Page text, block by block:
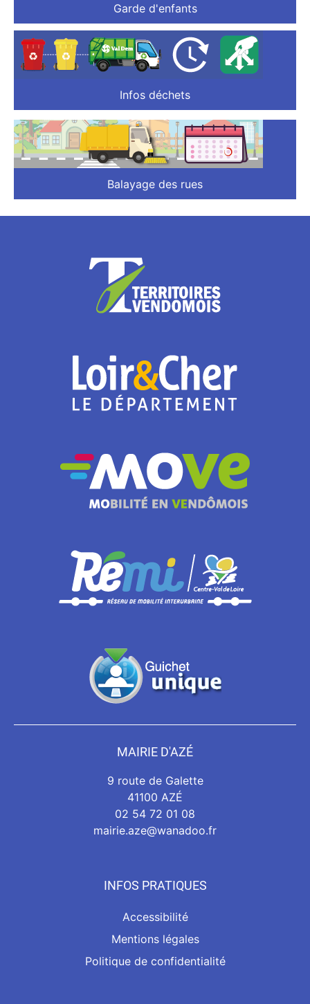
Garde d'enfants
Infos déchets
Balayage des rues
MAIRIE D'AZÉ
9 route de Galette
41100 AZÉ
02 54 72 01 08
mairie.aze@wanadoo.fr
INFOS PRATIQUES
Accessibilité
Mentions légales
Politique de confidentialité